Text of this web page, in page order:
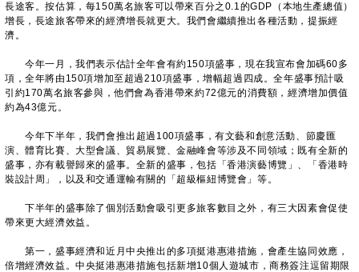
長途客。按估算，每150萬名旅客可以帶來百分之0.1的GDP（本地生產總值）
增長，長途旅客帶來的經濟增長就更大。我們會繼續推出各種活動，提振經
濟。
今年一月，我們表示估計全年會有約150項盛事，現在我宣布會加碼60多
項，全年將由150項增加至超過210項盛事，增幅超過四成。全年盛事預計吸
引約170萬名旅客參與，他們會為香港帶來約72億元的消費額，經濟增加價值
約為43億元。
今年下半年，我們會推出超過100項盛事，有文藝和創意活動、節慶匯
演、體育比賽、大型會議、貿易展覽、金融峰會等涉及不同領域；既有全新的
盛事，亦有載譽歸來的盛事。全新的盛事，包括「香港演藝博覽」、「香港時
裝設計周」，以及和交通運輸有關的「超級樞紐博覽會」等。
下半年的盛事除了個別活動會吸引更多旅客數目之外，有三大因素會促使
帶來更大經濟效益。
第一，盛事經濟和近月中央推出的多項挺港惠港措施，會產生協同效應，
倍增經濟效益。中央挺港惠港措施包括新增10個人遊城市，商務簽注逗留期限